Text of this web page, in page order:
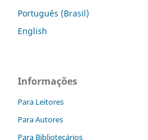
Português (Brasil)
English
Informações
Para Leitores
Para Autores
Para Bibliotecários